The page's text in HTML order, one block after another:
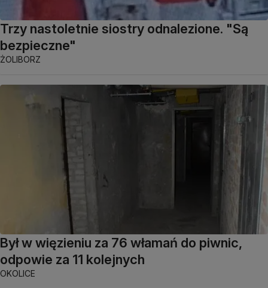
Trzy nastoletnie siostry odnalezione. "Są
bezpieczne"
ŻOLIBORZ
Był w więzieniu za 76 włamań do piwnic,
odpowie za 11 kolejnych
OKOLICE